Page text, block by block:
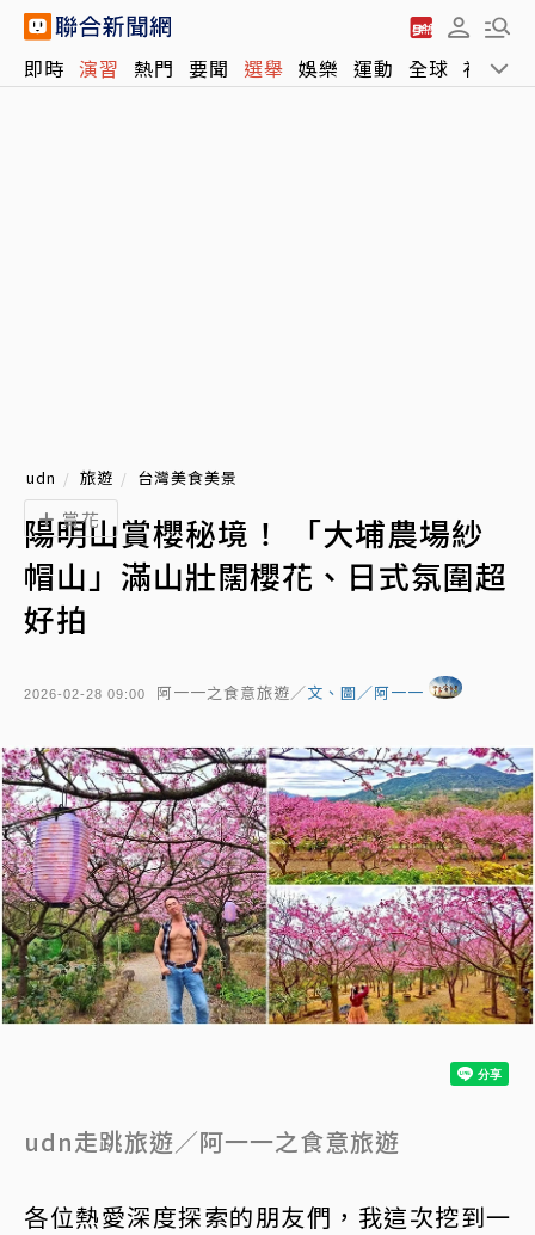
即時 演習 熱門 要聞 選舉 娛樂 運動 全球 社會
udn 旅遊 台灣美食美景
陽明山賞櫻秘境！ 「大埔農場紗
帽山」滿山壯闊櫻花、日式氛圍超
好拍
2026-02-28 09:00 阿一一之食意旅遊／文、圖／阿一一
賞花
udn走跳旅遊／阿一一之食意旅遊
各位熱愛深度探索的朋友們，我這次挖到一